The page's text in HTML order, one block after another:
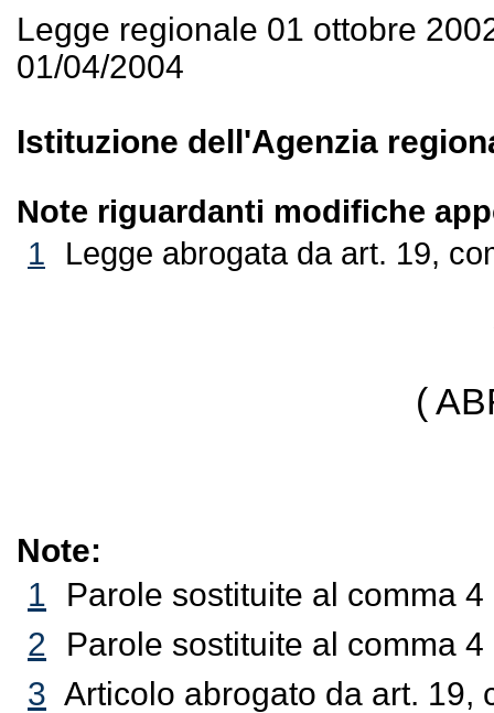
Legge regionale 01 ottobre
01/04/2004
Istituzione dell'Agenzia
Note riguardanti modifiche
1
Legge abrogata da art. 19,
(
Note:
1
Parole sostituite al comma
2
Parole sostituite al comma
3 Articolo abrogato da art. 19,